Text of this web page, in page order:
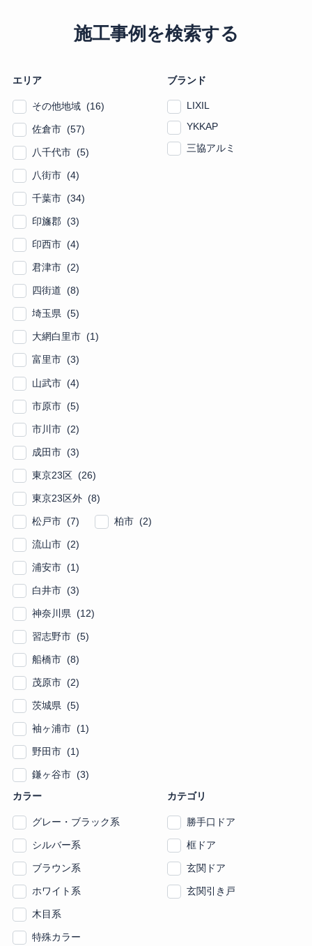
施工事例を検索する
エリア
その他地域 (16)
佐倉市 (57)
八千代市 (5)
八街市 (4)
千葉市 (34)
印旛郡 (3)
印西市 (4)
君津市 (2)
四街道 (8)
埼玉県 (5)
大網白里市 (1)
富里市 (3)
山武市 (4)
市原市 (5)
市川市 (2)
成田市 (3)
東京23区 (26)
東京23区外 (8)
松戸市 (7) 柏市 (2)
流山市 (2)
浦安市 (1)
白井市 (3)
神奈川県 (12)
習志野市 (5)
船橋市 (8)
茂原市 (2)
茨城県 (5)
袖ヶ浦市 (1)
野田市 (1)
鎌ヶ谷市 (3)
ブランド
LIXIL
YKKAP
三協アルミ
カラー
グレー・ブラック系
シルバー系
ブラウン系
ホワイト系
木目系
特殊カラー
カテゴリ
勝手口ドア
框ドア
玄関ドア
玄関引き戸